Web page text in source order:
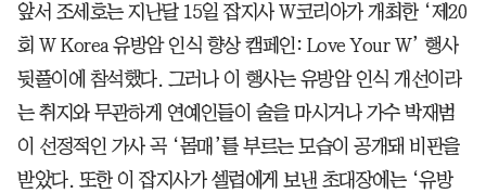
앞서 조세호는 지난달 15일 잡지사 W코리아가 개최한 ‘제20
회 W Korea 유방암 인식 향상 캠페인: Love Your W’ 행사
뒷풀이에 참석했다. 그러나 이 행사는 유방암 인식 개선이라
는 취지와 무관하게 연예인들이 술을 마시거나 가수 박재범
이 선정적인 가사 곡 ‘몸매’를 부르는 모습이 공개돼 비판을
받았다. 또한 이 잡지사가 셀럽에게 보낸 초대장에는 ‘유방